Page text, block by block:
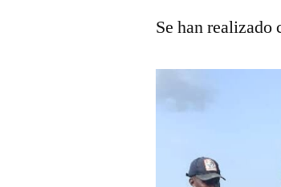
Se han realizado